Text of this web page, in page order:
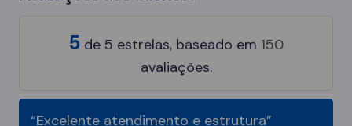
5 de 5 estrelas, baseado em 150
avaliações.
“Excelente atendimento e estrutura”